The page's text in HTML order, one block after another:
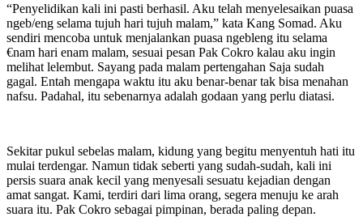
“Penyelidikan kali ini pasti berhasil. Aku telah menyelesaikan puasa
ngeb/eng selama tujuh hari tujuh malam,” kata Kang Somad. Aku
sendiri mencoba untuk menjalankan puasa ngebleng itu selama
€nam hari enam malam, sesuai pesan Pak Cokro kalau aku ingin
melihat lelembut. Sayang pada malam pertengahan Saja sudah
gagal. Entah mengapa waktu itu aku benar-benar tak bisa menahan
nafsu. Padahal, itu sebenarnya adalah godaan yang perlu diatasi.
Sekitar pukul sebelas malam, kidung yang begitu menyentuh hati itu
mulai terdengar. Namun tidak seberti yang sudah-sudah, kali ini
persis suara anak kecil yang menyesali sesuatu kejadian dengan
amat sangat. Kami, terdiri dari lima orang, segera menuju ke arah
suara itu. Pak Cokro sebagai pimpinan, berada paling depan.